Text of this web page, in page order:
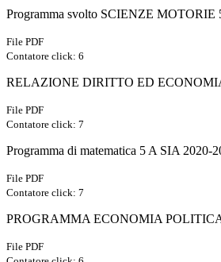
Programma svolto SCIENZE MOTORIE
File PDF
Contatore click: 6
RELAZIONE DIRITTO ED
File PDF
Contatore click: 7
Programma di matematica 5 A SIA 2020-
File PDF
Contatore click: 7
PROGRAMMA ECONOMIA
File PDF